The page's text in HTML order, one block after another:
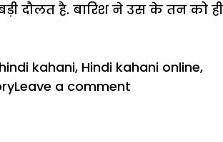
दौलत है. बारिश ने उस के तन को ही
hindi kahani, Hindi kahani online,
Leave a comment